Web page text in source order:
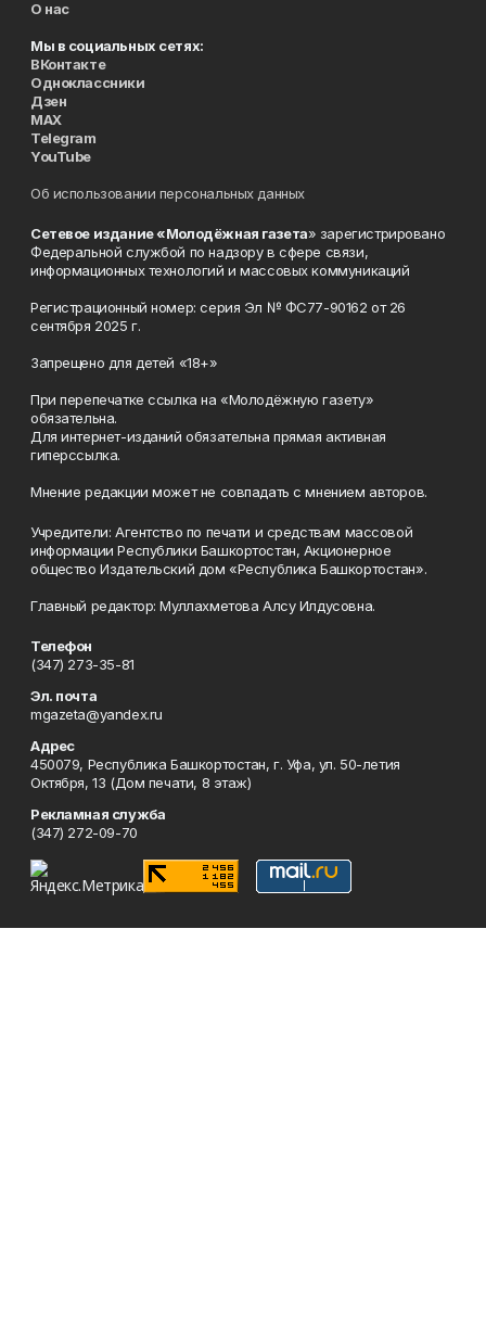
О нас
Мы в социальных сетях:
ВКонтакте
Одноклассники
Дзен
MAX
Telegram
YouTube
Об использовании персональных данных
Сетевое издание «Молодёжная газета» зарегистрировано
Федеральной службой по надзору в сфере связи,
информационных технологий и массовых коммуникаций
Регистрационный номер: серия Эл № ФС77-90162 от 26
сентября 2025 г.
Запрещено для детей «18+»
При перепечатке ссылка на «Молодёжную газету»
обязательна.
Для интернет-изданий обязательна прямая активная
гиперссылка.
Мнение редакции может не совпадать с мнением авторов.
Учредители: Агентство по печати и средствам массовой
информации Республики Башкортостан, Акционерное
общество Издательский дом «Республика Башкортостан».
Главный редактор: Муллахметова Алсу Илдусовна.
Телефон
(347) 273-35-81
Эл. почта
mgazeta@yandex.ru
Адрес
450079, Республика Башкортостан, г. Уфа, ул. 50-летия
Октября, 13 (Дом печати, 8 этаж)
Рекламная служба
(347) 272-09-70